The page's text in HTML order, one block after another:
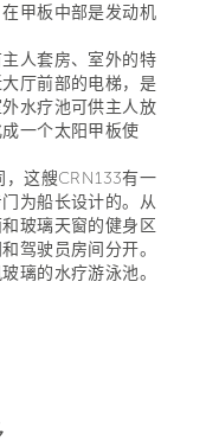
甲板中部是发动机
人套房、室外的特
厅前部的电梯，是
水疗池可供主人放
一个太阳甲板使
这艘CRN133有一
为船长设计的。从
玻璃天窗的健身区
驾驶员房间分开。
璃的水疗游泳池。